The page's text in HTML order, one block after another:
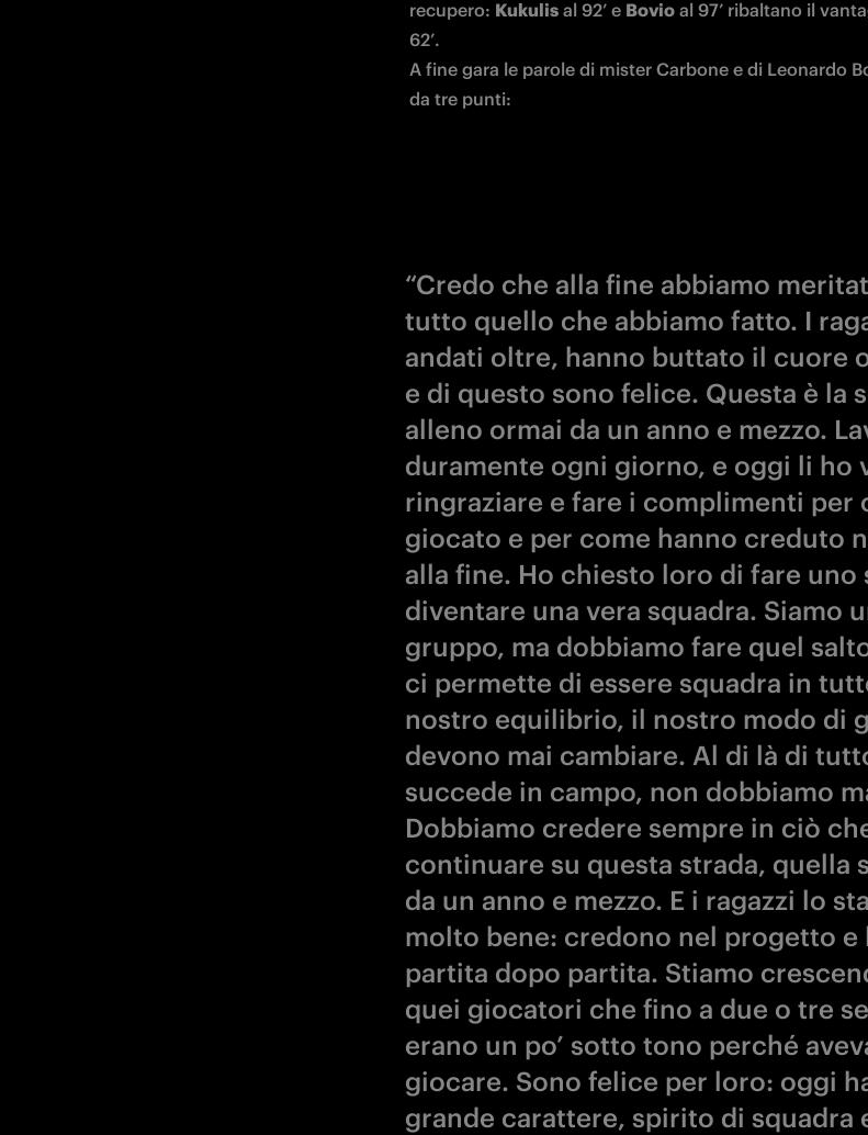
recupero: Kukulis al 92’ e Bovio al 97’ ribaltano il
62’.
A fine gara le parole di mister Carbone e di Leonardo
da tre punti:
“Credo che alla fine abbiamo
tutto quello che abbiamo fatto. I
andati oltre, hanno buttato il cuore
e di questo sono felice. Questa è la
alleno ormai da un anno e mezzo.
duramente ogni giorno, e oggi li ho
ringraziare e fare i complimenti per
giocato e per come hanno creduto
alla fine. Ho chiesto loro di fare
diventare una vera squadra. Siamo
gruppo, ma dobbiamo fare quel
ci permette di essere squadra in
nostro equilibrio, il nostro modo di
devono mai cambiare. Al di là di
succede in campo, non dobbiamo
Dobbiamo credere sempre in ciò
continuare su questa strada, quella
da un anno e mezzo. E i ragazzi lo
molto bene: credono nel progetto e
partita dopo partita. Stiamo
quei giocatori che fino a due o tre
erano un po’ sotto tono perché
giocare. Sono felice per loro: oggi
grande carattere, spirito di squadra